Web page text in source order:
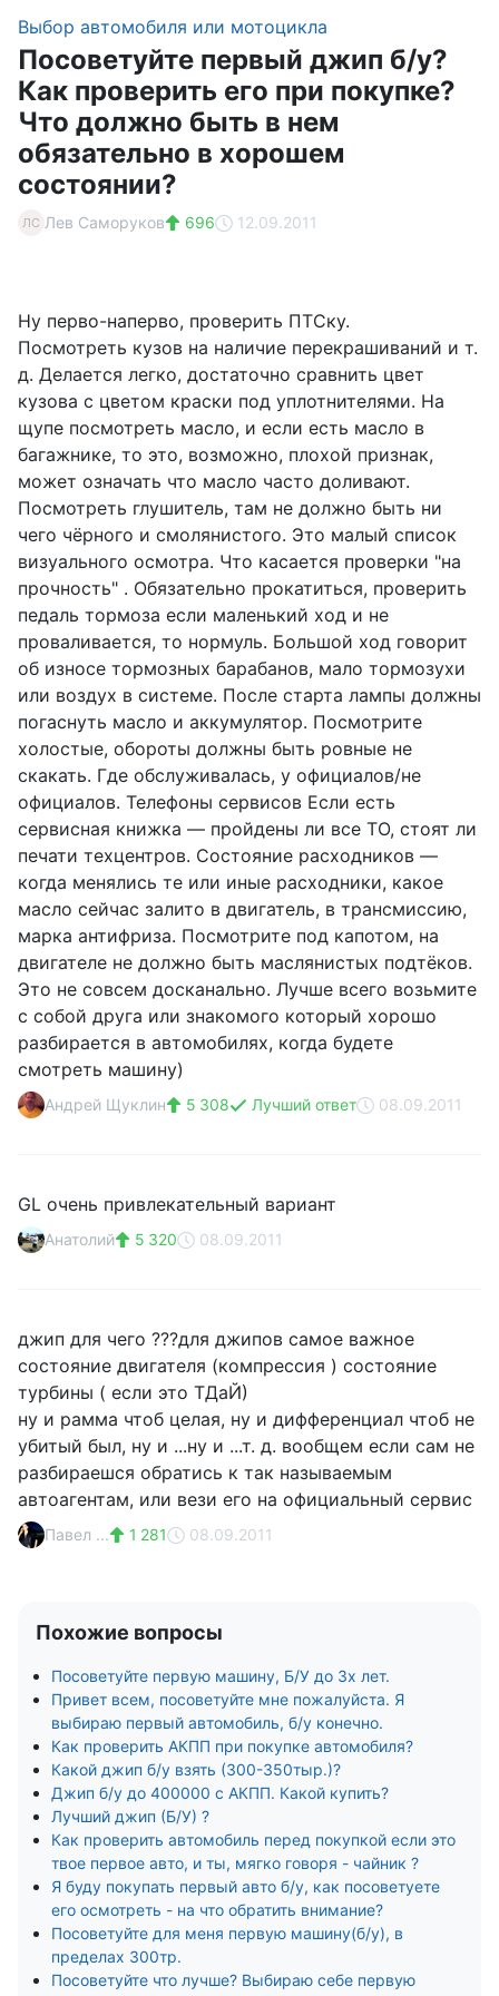
Выбор автомобиля или мотоцикла
Посоветуйте первый джип б/у?
Как проверить его при покупке?
Что должно быть в нем
обязательно в хорошем
состоянии?
ЛС Лев Саморуков 696 12.09.2011
Ну перво-наперво, проверить ПТСку.
Посмотреть кузов на наличие перекрашиваний и т.
д. Делается легко, достаточно сравнить цвет
кузова с цветом краски под уплотнителями. На
щупе посмотреть масло, и если есть масло в
багажнике, то это, возможно, плохой признак,
может означать что масло часто доливают.
Посмотреть глушитель, там не должно быть ни
чего чёрного и смолянистого. Это малый список
визуального осмотра. Что касается проверки "на
прочность" . Обязательно прокатиться, проверить
педаль тормоза если маленький ход и не
проваливается, то нормуль. Большой ход говорит
об износе тормозных барабанов, мало тормозухи
или воздух в системе. После старта лампы должны
погаснуть масло и аккумулятор. Посмотрите
холостые, обороты должны быть ровные не
скакать. Где обслуживалась, у официалов/не
официалов. Телефоны сервисов Если есть
сервисная книжка — пройдены ли все ТО, стоят ли
печати техцентров. Состояние расходников —
когда менялись те или иные расходники, какое
масло сейчас залито в двигатель, в трансмиссию,
марка антифриза. Посмотрите под капотом, на
двигателе не должно быть маслянистых подтёков.
Это не совсем досканально. Лучше всего возьмите
с собой друга или знакомого который хорошо
разбирается в автомобилях, когда будете
смотреть машину)
Андрей Щуклин 5 308 Лучший ответ 08.09.2011
GL очень привлекательный вариант
Анатолий 5 320 08.09.2011
джип для чего ???для джипов самое важное
состояние двигателя (компрессия ) состояние
турбины ( если это ТДаЙ)
ну и рамма чтоб целая, ну и дифференциал чтоб не
убитый был, ну и ...ну и ...т. д. вообщем если сам не
разбираешся обратись к так называемым
автоагентам, или вези его на официальный сервис
Павел ... 1 281 08.09.2011
Похожие вопросы
Посоветуйте первую машину, Б/У до 3х лет.
Привет всем, посоветуйте мне пожалуйста. Я
выбираю первый автомобиль, б/у конечно.
Как проверить АКПП при покупке автомобиля?
Какой джип б/у взять (300-350тыр.)?
Джип б/у до 400000 с АКПП. Какой купить?
Лучший джип (Б/У) ?
Как проверить автомобиль перед покупкой если это
твое первое авто, и ты, мягко говоря - чайник ?
Я буду покупать первый авто б/у, как посоветуете
его осмотреть - на что обратить внимание?
Посоветуйте для меня первую машину(б/у), в
пределах 300тр.
Посоветуйте что лучше? Выбираю себе первую